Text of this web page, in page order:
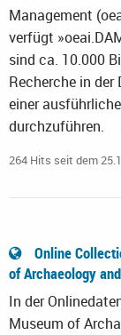
Management
verfügt
sind ca. 10.000
Recherche in
einer
durchzuführen.
264 Hits seit dem
Online
of Archaeology
In der
Museum of